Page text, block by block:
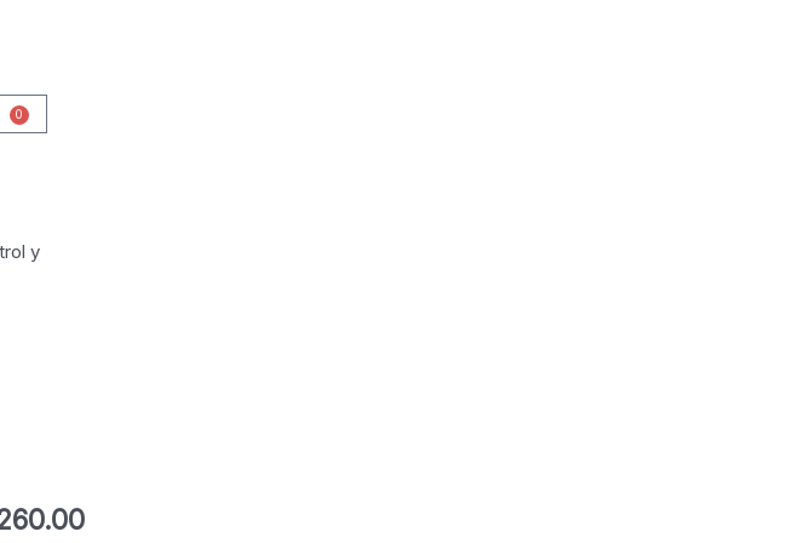
0
Cart
y
El